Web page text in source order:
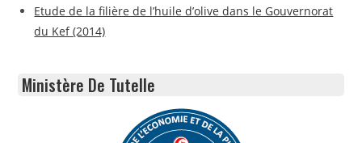
Etude de la filière de l’huile d’olive dans le Gouvernorat
du Kef (2014)
Ministère De Tutelle